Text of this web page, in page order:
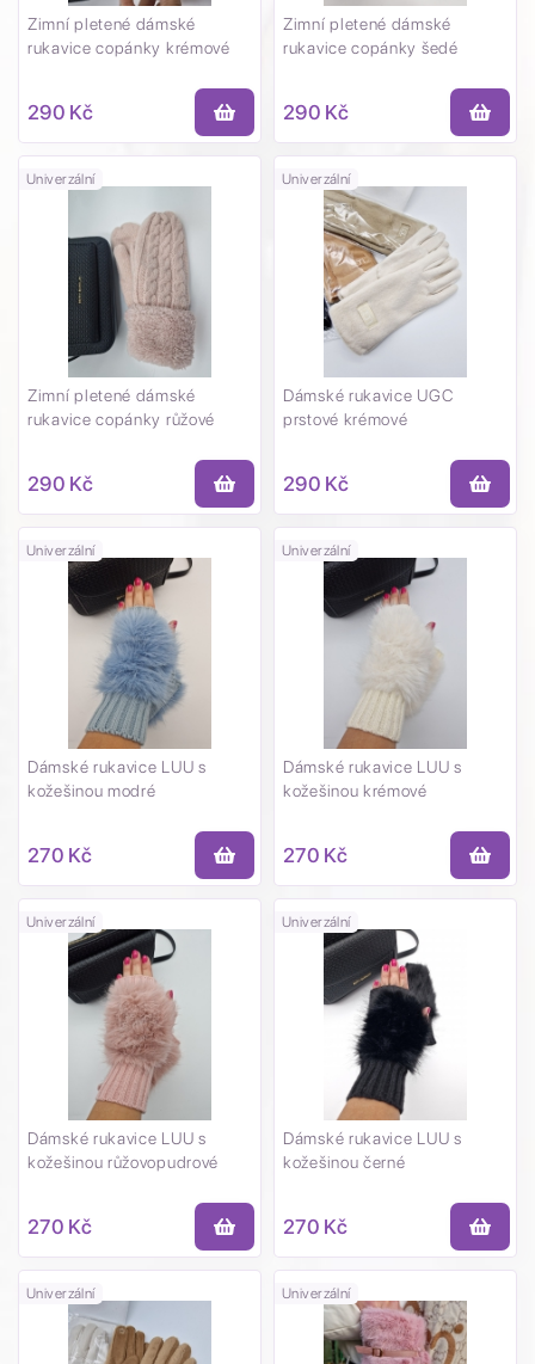
Zimní pletené dámské
rukavice copánky krémové
290 Kč
Zimní pletené dámské
rukavice copánky šedé
290 Kč
Univerzální
Zimní pletené dámské
rukavice copánky růžové
290 Kč
Univerzální
Dámské rukavice UGC
prstové krémové
290 Kč
Univerzální
Dámské rukavice LUU s
kožešinou modré
270 Kč
Univerzální
Dámské rukavice LUU s
kožešinou krémové
270 Kč
Univerzální
Dámské rukavice LUU s
kožešinou růžovopudrové
270 Kč
Univerzální
Dámské rukavice LUU s
kožešinou černé
270 Kč
Univerzální Univerzální